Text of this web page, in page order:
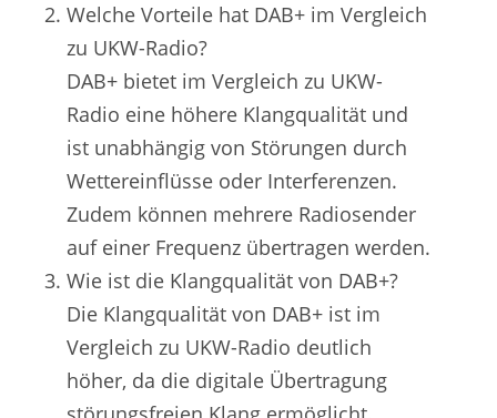
Welche Vorteile hat DAB+ im Vergleich
zu UKW-Radio?
DAB+ bietet im Vergleich zu UKW-
Radio eine höhere Klangqualität und
ist unabhängig von Störungen durch
Wettereinflüsse oder Interferenzen.
Zudem können mehrere Radiosender
auf einer Frequenz übertragen werden.
Wie ist die Klangqualität von DAB+?
Die Klangqualität von DAB+ ist im
Vergleich zu UKW-Radio deutlich
höher, da die digitale Übertragung